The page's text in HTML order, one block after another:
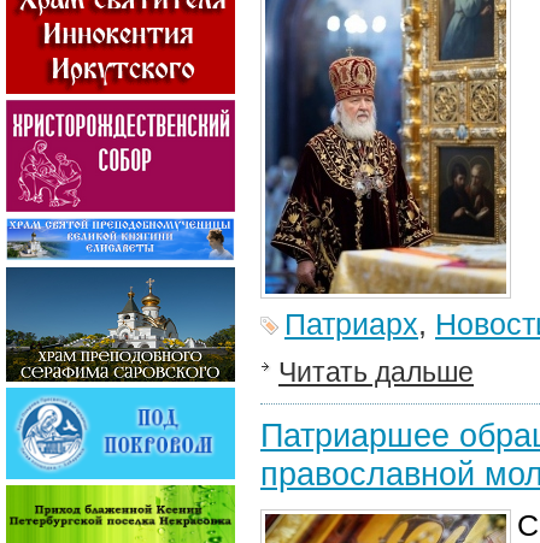
Патриарх,
Читать дальше
Патриаршее
православной